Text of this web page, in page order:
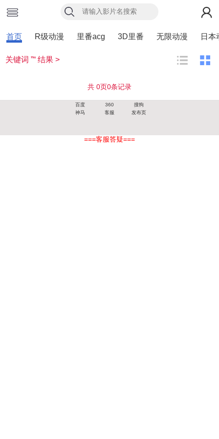
首页 R级动漫 里番acg 3D里番 无限动漫 日本
关键词 ”“ 结果 >
共 0页0条记录
百度 360
搜狗
神马
客服 发布页
===客服答疑===